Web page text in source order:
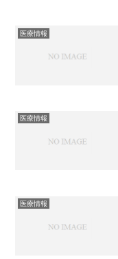
医療情報
医療情報
医療情報